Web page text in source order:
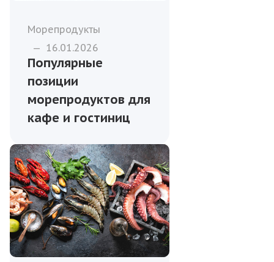
Морепродукты
— 16.01.2026
Популярные
позиции
морепродуктов для
кафе и гостиниц